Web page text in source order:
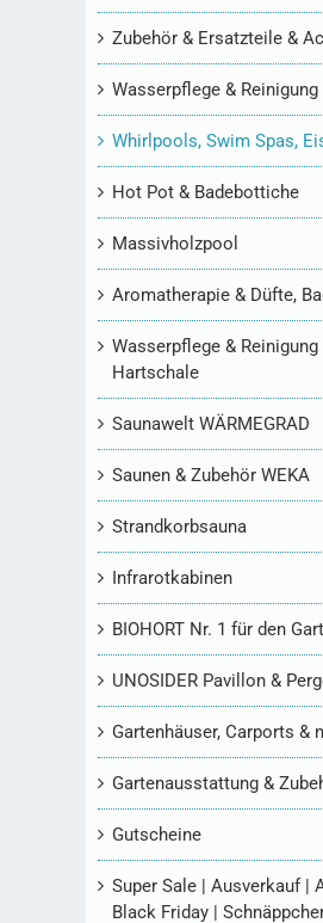
Zubehör & Ersatzteile &
Wasserpflege & Reinigung
Whirlpools, Swim Spas,
Hot Pot & Badebottiche
Massivholzpool
Aromatherapie & Düfte,
Wasserpflege & Reinigung
Hartschale
Saunawelt WÄRMEGRAD
Saunen & Zubehör WEKA
Strandkorbsauna
Infrarotkabinen
BIOHORT Nr. 1 für den
UNOSIDER Pavillon &
Gartenhäuser, Carports &
Gartenausstattung &
Gutscheine
Super Sale | Ausverkauf |
Black Friday |